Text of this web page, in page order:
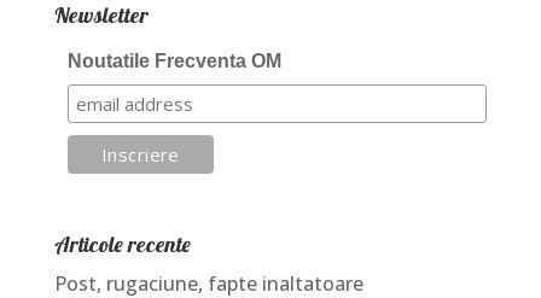
Newsletter
Noutatile Frecventa OM
Articole recente
Post, rugaciune, fapte inaltatoare